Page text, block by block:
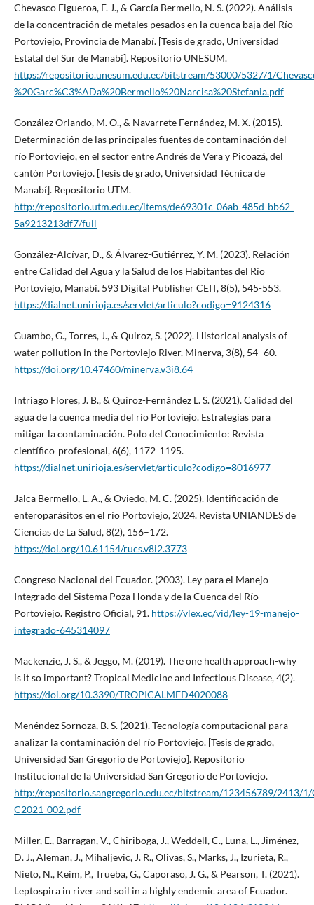
Chevasco Figueroa, F. J., & García Bermello, N. S. (2022). Análisis
de la concentración de metales pesados en la cuenca baja del Río
Portoviejo, Provincia de Manabí. [Tesis de grado, Universidad
Estatal del Sur de Manabí]. Repositorio UNESUM.
https://repositorio.unesum.edu.ec/bitstream/53000/5327/1/
%20Garc%C3%ADa%20Bermello%20Narcisa%20Stefania.pdf
González Orlando, M. O., & Navarrete Fernández, M. X. (2015).
Determinación de las principales fuentes de contaminación del
río Portoviejo, en el sector entre Andrés de Vera y Picoazá, del
cantón Portoviejo. [Tesis de grado, Universidad Técnica de
Manabí]. Repositorio UTM.
http://repositorio.utm.edu.ec/items/de69301c-06ab-485d-bb62-
5a9213213df7/full
González-Alcívar, D., & Álvarez-Gutiérrez, Y. M. (2023). Relación
entre Calidad del Agua y la Salud de los Habitantes del Río
Portoviejo, Manabí. 593 Digital Publisher CEIT, 8(5), 545-553.
https://dialnet.unirioja.es/servlet/articulo?codigo=9124316
Guambo, G., Torres, J., & Quiroz, S. (2022). Historical analysis of
water pollution in the Portoviejo River. Minerva, 3(8), 54–60.
https://doi.org/10.47460/minerva.v3i8.64
Intriago Flores, J. B., & Quiroz-Fernández L. S. (2021). Calidad del
agua de la cuenca media del río Portoviejo. Estrategias para
mitigar la contaminación. Polo del Conocimiento: Revista
científico-profesional, 6(6), 1172-1195.
https://dialnet.unirioja.es/servlet/articulo?codigo=8016977
Jalca Bermello, L. A., & Oviedo, M. C. (2025). Identificación de
enteroparásitos en el río Portoviejo, 2024. Revista UNIANDES de
Ciencias de La Salud, 8(2), 156–172.
https://doi.org/10.61154/rucs.v8i2.3773
Congreso Nacional del Ecuador. (2003). Ley para el Manejo
Integrado del Sistema Poza Honda y de la Cuenca del Río
Portoviejo. Registro Oficial, 91. https://vlex.ec/vid/ley-19-manejo-
integrado-645314097
Mackenzie, J. S., & Jeggo, M. (2019). The one health approach-why
is it so important? Tropical Medicine and Infectious Disease, 4(2).
https://doi.org/10.3390/TROPICALMED4020088
Menéndez Sornoza, B. S. (2021). Tecnología computacional para
analizar la contaminación del río Portoviejo. [Tesis de grado,
Universidad San Gregorio de Portoviejo]. Repositorio
Institucional de la Universidad San Gregorio de Portoviejo.
http://repositorio.sangregorio.edu.ec/bitstream/123456789/2413/1/
C2021-002.pdf
Miller, E., Barragan, V., Chiriboga, J., Weddell, C., Luna, L., Jiménez,
D. J., Aleman, J., Mihaljevic, J. R., Olivas, S., Marks, J., Izurieta, R.,
Nieto, N., Keim, P., Trueba, G., Caporaso, J. G., & Pearson, T. (2021).
Leptospira in river and soil in a highly endemic area of Ecuador.